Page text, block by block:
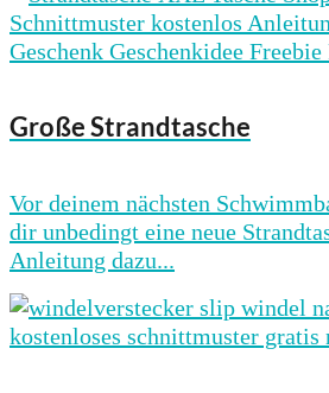
Große Strandtasche
Vor deinem nächsten
dir unbedingt eine neue
Anleitung dazu...